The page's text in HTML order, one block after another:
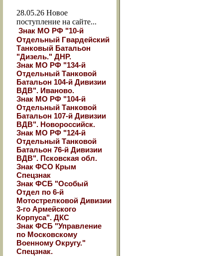
28.05.26 Новое
поступление на сайте...
Знак МО РФ "10-й
Отдельный Гвардейский
Танковый Батальон
"Дизель." ДНР.
Знак МО РФ "134-й
Отдельный Танковой
Батальон 104-й Дивизии
ВДВ". Иваново.
Знак МО РФ "104-й
Отдельный Танковой
Батальон 107-й Дивизии
ВДВ". Новороссийск.
Знак МО РФ "124-й
Отдельный Танковой
Батальон 76-й Дивизии
ВДВ". Псковская обл.
Знак ФСО Крым
Спецзнак
Знак ФСБ "Особый
Отдел по 6-й
Мотострелковой Дивизии
3-го Армейского
Корпуса". ДКС
Знак ФСБ "Управление
по Московскому
Военному Округу."
Спецзнак.